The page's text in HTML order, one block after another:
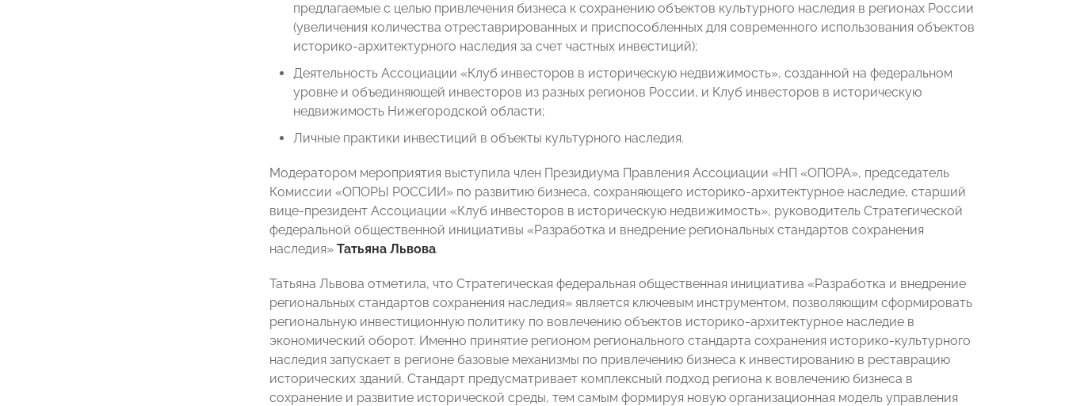
предлагаемые с целью привлечения бизнеса к сохранению объектов культурного наследия в регионах России
(увеличения количества отреставрированных и приспособленных для современного использования объектов
историко-архитектурного наследия за счет частных инвестиций);
Деятельность Ассоциации «Клуб инвесторов в историческую недвижимость», созданной на федеральном
уровне и объединяющей инвесторов из разных регионов России, и Клуб инвесторов в историческую
недвижимость Нижегородской области;
Личные практики инвестиций в объекты культурного наследия.
Модератором мероприятия выступила член Президиума Правления Ассоциации «НП «ОПОРА», председатель
Комиссии «ОПОРЫ РОССИИ» по развитию бизнеса, сохраняющего историко-архитектурное наследие, старший
вице-президент Ассоциации «Клуб инвесторов в историческую недвижимость», руководитель Стратегической
федеральной общественной инициативы «Разработка и внедрение региональных стандартов сохранения
наследия» Татьяна Львова.
Татьяна Львова отметила, что Стратегическая федеральная общественная инициатива «Разработка и внедрение
региональных стандартов сохранения наследия» является ключевым инструментом, позволяющим сформировать
региональную инвестиционную политику по вовлечению объектов историко-архитектурное наследие в
экономический оборот. Именно принятие регионом регионального стандарта сохранения историко-культурного
наследия запускает в регионе базовые механизмы по привлечению бизнеса к инвестированию в реставрацию
исторических зданий. Стандарт предусматривает комплексный подход региона к вовлечению бизнеса в
сохранение и развитие исторической среды, тем самым формируя новую организационная модель управления